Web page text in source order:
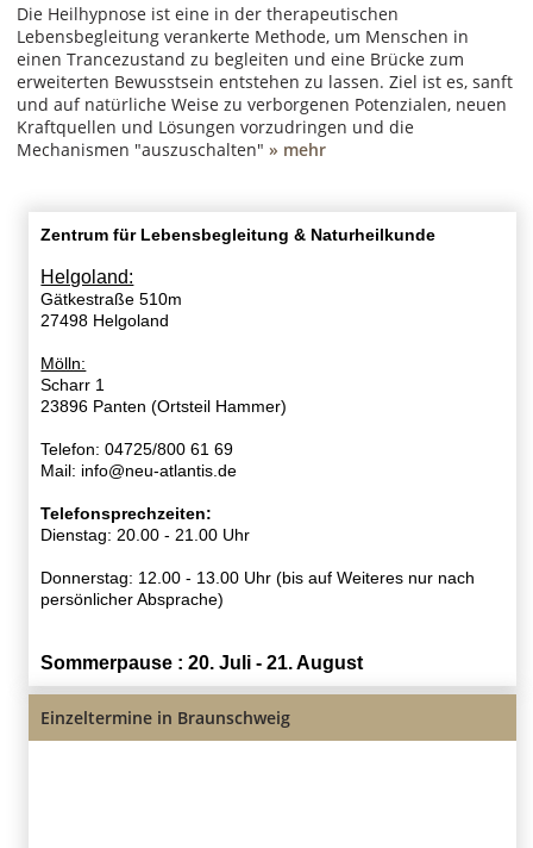
Die Heilhypnose ist eine in der therapeutischen
Lebensbegleitung verankerte Methode, um Menschen in
einen Trancezustand zu begleiten und eine Brücke zum
erweiterten Bewusstsein entstehen zu lassen. Ziel ist es, sanft
und auf natürliche Weise zu verborgenen Potenzialen, neuen
Kraftquellen und Lösungen vorzudringen und die
Mechanismen "auszuschalten"» mehr
Zentrum für Lebensbegleitung & Naturheilkunde
Helgoland:
Gätkestraße 510m
27498 Helgoland
Mölln:
Scharr 1
23896 Panten (Ortsteil Hammer)
Telefon: 04725/800 61 69
Mail: info@neu-atlantis.de
Telefonsprechzeiten:
Dienstag: 20.00 - 21.00 Uhr
Donnerstag: 12.00 - 13.00 Uhr(bis auf Weiteres nur nach
persönlicher Absprache)
Sommerpause : 20. Juli - 21. August
Einzeltermine in Braunschweig